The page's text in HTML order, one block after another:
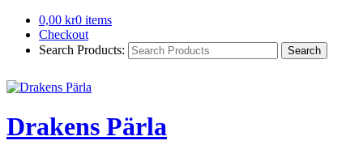
0,00 kr0 items
Checkout
Search Products:
Drakens Pärla